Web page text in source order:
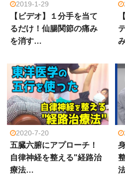
2019-1-29
【ビデオ】１分手を当て
るだけ！仙腸関節の痛み
を消す…
2020-7-20
五臓六腑にアプローチ！
自律神経を整える"経路治
療法…